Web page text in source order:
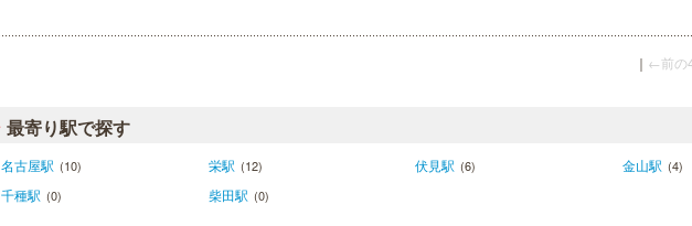
｜ ←前の
最寄り駅で探す
名古屋駅 (10) 栄駅 (12) 伏見駅 (6) 金山駅 (4)
千種駅 (0) 柴田駅 (0)